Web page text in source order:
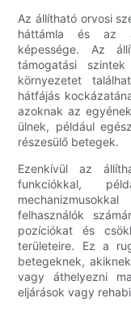
Az állítható orvosi
háttámla és az
képessége. Az
támogatási
környezetet
hátfájás
azoknak az
ülnek, például
részesülő betegek.
Ezenkívül az
funkciókkal,
felhasználók
pozíciókat és
területeire. Ez a
betegeknek,
vagy áthelyezni
eljárások vagy